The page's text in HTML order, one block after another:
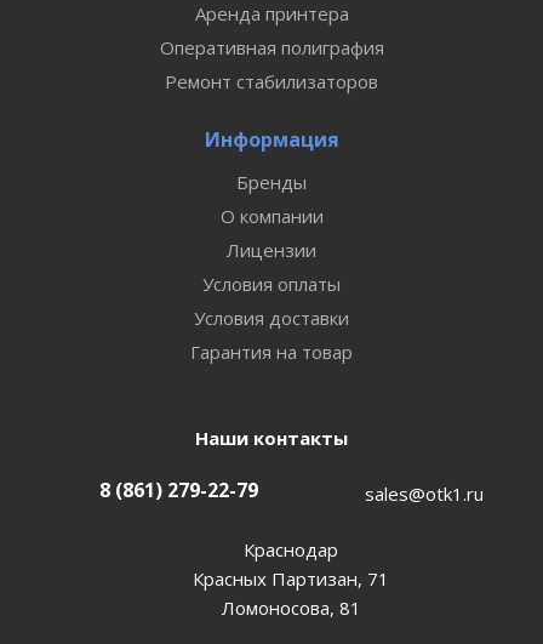
Аренда принтера
Оперативная полиграфия
Ремонт стабилизаторов
Информация
Бренды
О компании
Лицензии
Условия оплаты
Условия доставки
Гарантия на товар
Наши контакты
8 (861) 279-22-79 sales@otk1.ru
Краснодар
Красных Партизан, 71
Ломоносова, 81